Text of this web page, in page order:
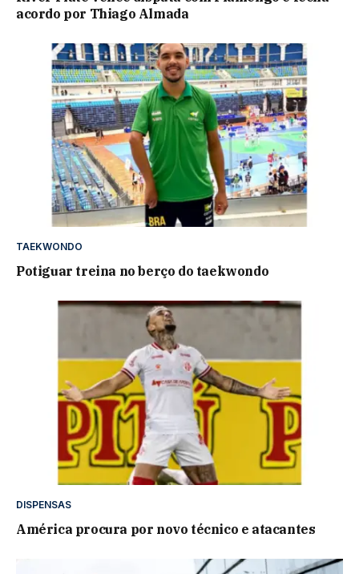
acordo por Thiago Almada
TAEKWONDO
Potiguar treina no berço do taekwondo
DISPENSAS
América procura por novo técnico e atacantes